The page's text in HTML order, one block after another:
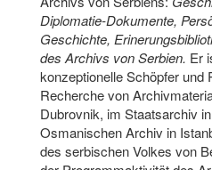
Diplomatie-Dokumente,
Geschichte,
des Archivs von Serbien. Er
konzeptionelle Schöpfer und
Recherche von
Dubrovnik, im Staatsarchiv
Osmanischen Archiv in
des serbischen Volkes von